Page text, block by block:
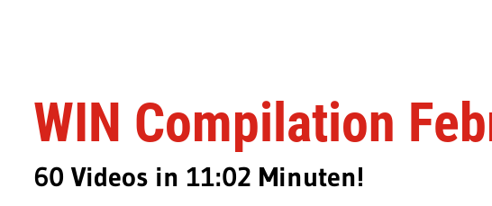
WIN Compilation
60 Videos in 11:02 Minuten!